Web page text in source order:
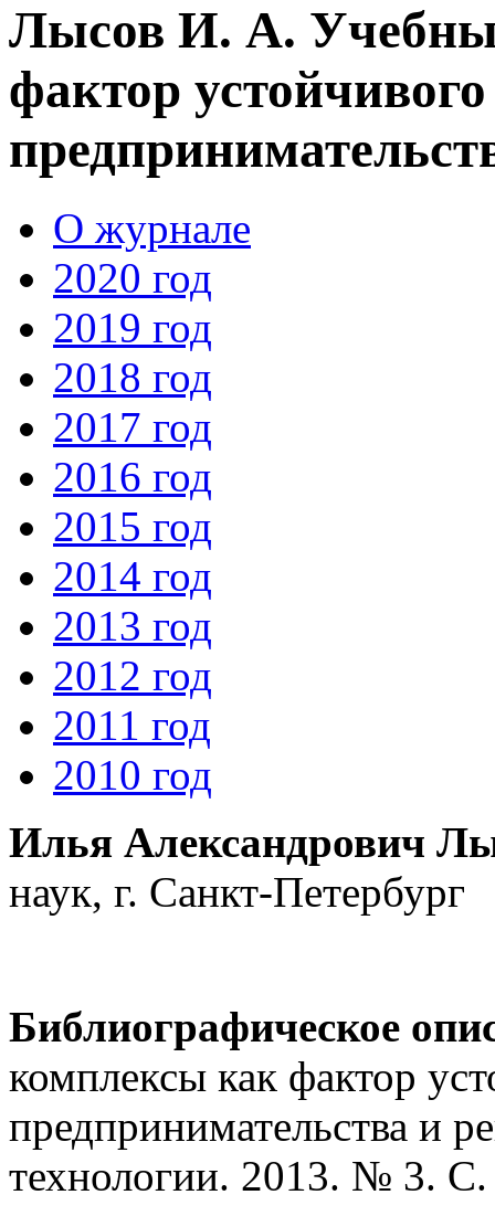
Лысов И. А.
фактор
О журнале
2020 год
2019 год
2018 год
2017 год
2016 год
2015 год
2014 год
2013 год
2012 год
2011 год
2010 год
Илья Александрович
наук, г. Санкт-Петербург
Библиографическое
комплексы как фактор
предпринимательства и
технологии. 2013. № 3.